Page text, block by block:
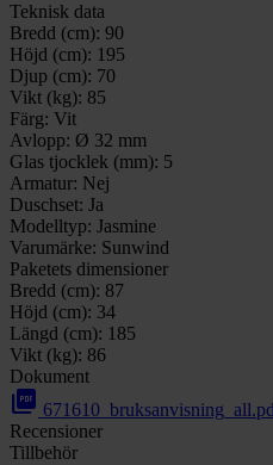
Teknisk data
Bredd (cm): 90
Höjd (cm): 195
Djup (cm): 70
Vikt (kg): 85
Färg: Vit
Avlopp: Ø 32 mm
Glas tjocklek (mm): 5
Armatur: Nej
Duschset: Ja
Modelltyp: Jasmine
Varumärke: Sunwind
Paketets dimensioner
Bredd (cm): 87
Höjd (cm): 34
Längd (cm): 185
Vikt (kg): 86
Dokument
picture_as_pdf
Recensioner
Tillbehör